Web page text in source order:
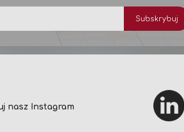
Subskrybuj
nasz Instagram